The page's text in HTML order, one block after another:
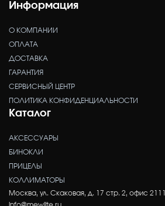
Информация
О КОМПАНИИ
ОПЛАТА
ДОСТАВКА
ГАРАНТИЯ
СЕРВИСНЫЙ ЦЕНТР
ПОЛИТИКА КОНФИДЕНЦИАЛЬНОСТИ
Каталог
АКСЕССУАРЫ
БИНОКЛИ
ПРИЦЕЛЫ
КОЛЛИМАТОРЫ
Москва, ул. Скаковая, д. 17 стр. 2, офис 2111